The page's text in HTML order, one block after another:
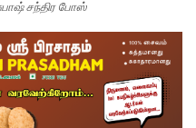
சுபாஷ் சந்திர போஸ்